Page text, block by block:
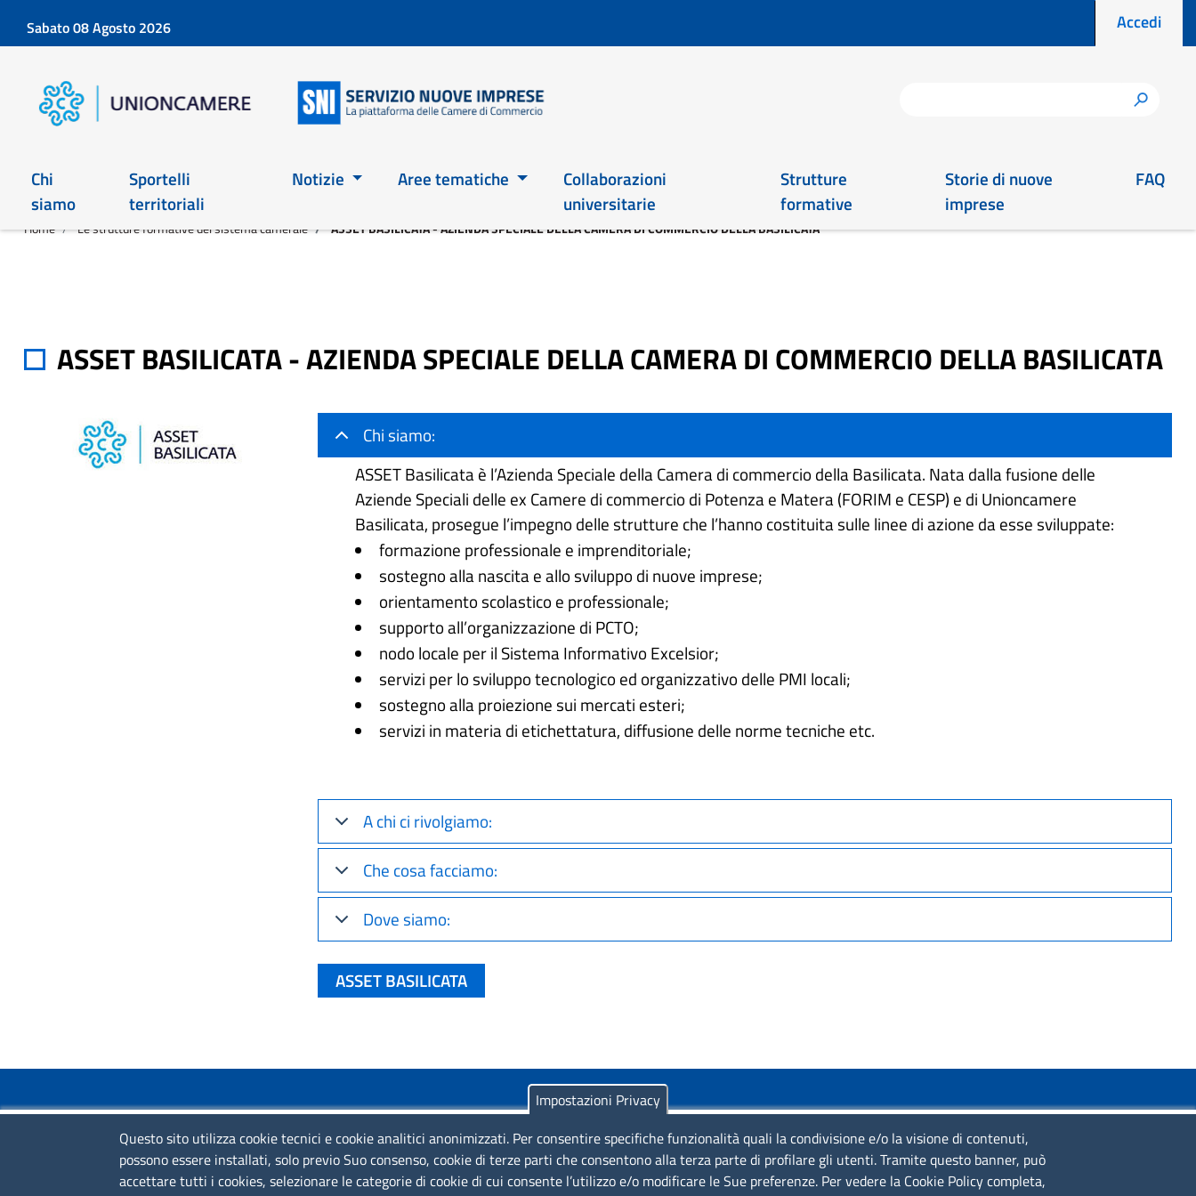
Sabato 08 Agosto 2026 Menu
Accedi
h
Main 2026
Chi
siamo
Sportelli
territoriali
Notizie Aree tematiche
Collaborazioni
universitarie
Strutture
formative
Storie di nuove
imprese
FAQ
Home Le strutture formative del sistema camerale ASSET BASILICATA - AZIENDA SPECIALE DELLA CAMERA DI COMMERCIO DELLA BASILICATA
ASSET BASILICATA - AZIENDA SPECIALE DELLA CAMERA DI COMMERCIO DELLA BASILICATA
Chi siamo:
ASSET Basilicata è l’Azienda Speciale della Camera di commercio della Basilicata. Nata dalla fusione delle
Aziende Speciali delle ex Camere di commercio di Potenza e Matera (FORIM e CESP) e di Unioncamere
Basilicata, prosegue l’impegno delle strutture che l’hanno costituita sulle linee di azione da esse sviluppate:
formazione professionale e imprenditoriale;
sostegno alla nascita e allo sviluppo di nuove imprese;
orientamento scolastico e professionale;
supporto all’organizzazione di PCTO;
nodo locale per il Sistema Informativo Excelsior;
servizi per lo sviluppo tecnologico ed organizzativo delle PMI locali;
sostegno alla proiezione sui mercati esteri;
servizi in materia di etichettatura, diffusione delle norme tecniche etc.
A chi ci rivolgiamo:
Che cosa facciamo:
Dove siamo:
ASSET BASILICATA
COLLEGAMENTI VELOCI
Colloqui di primo orientamento
Colloqui specialistici
Piazza Sallustio, 21 - 00187 Roma
SERVIZIO REALIZZATO DA
Impostazioni Privacy
Questo sito utilizza cookie tecnici e cookie analitici anonimizzati. Per consentire specifiche funzionalità quali la condivisione e/o la visione di contenuti,
possono essere installati, solo previo Suo consenso, cookie di terze parti che consentono alla terza parte di profilare gli utenti. Tramite questo banner, può
accettare tutti i cookies, selezionare le categorie di cookie di cui consente l’utilizzo e/o modificare le Sue preferenze. Per vedere la Cookie Policy completa,